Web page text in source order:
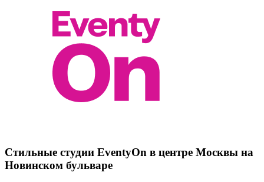
Стильные студии EventyOn в центре Москвы на
Новинском бульваре